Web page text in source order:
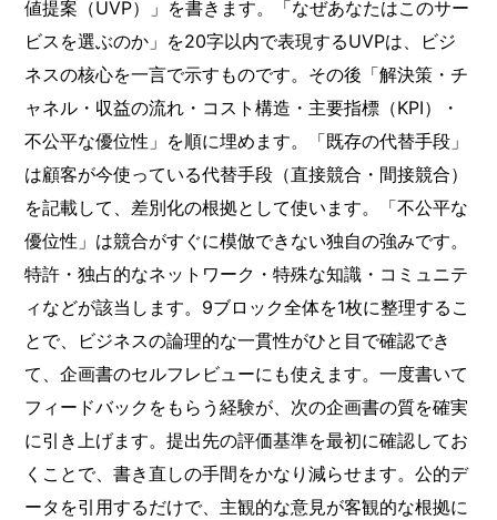
値提案（UVP）」を書きます。「なぜあなたはこのサー
ビスを選ぶのか」を20字以内で表現するUVPは、ビジ
ネスの核心を一言で示すものです。その後「解決策・チ
ャネル・収益の流れ・コスト構造・主要指標（KPI）・
不公平な優位性」を順に埋めます。「既存の代替手段」
は顧客が今使っている代替手段（直接競合・間接競合）
を記載して、差別化の根拠として使います。「不公平な
優位性」は競合がすぐに模倣できない独自の強みです。
特許・独占的なネットワーク・特殊な知識・コミュニテ
ィなどが該当します。9ブロック全体を1枚に整理するこ
とで、ビジネスの論理的な一貫性がひと目で確認でき
て、企画書のセルフレビューにも使えます。一度書いて
フィードバックをもらう経験が、次の企画書の質を確実
に引き上げます。提出先の評価基準を最初に確認してお
くことで、書き直しの手間をかなり減らせます。公的デ
ータを引用するだけで、主観的な意見が客観的な根拠に